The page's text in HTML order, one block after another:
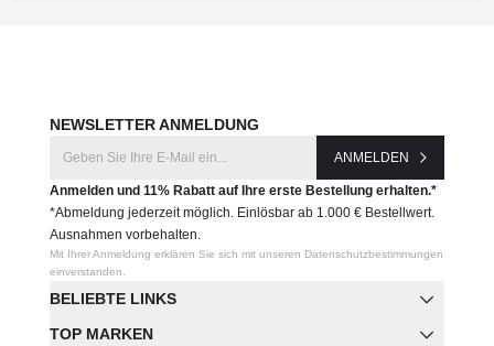
BELIEBTE LINKS
TOP MARKEN
NEWSLETTER ANMELDUNG
ANMELDEN
Anmelden und 11% Rabatt auf Ihre erste Bestellung erhalten.*
*Abmeldung jederzeit möglich. Einlösbar ab 1.000 € Bestellwert.
Ausnahmen vorbehalten.
Mit Ihrer Anmeldung erklären Sie sich mit unseren Datenschutzbestimmungen
einverstanden.